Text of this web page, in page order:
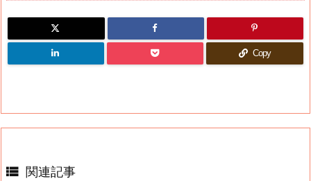
Copy
 関連記事